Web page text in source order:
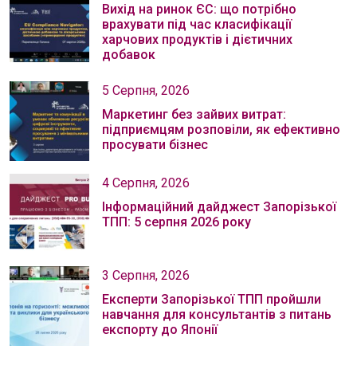
Вихід на ринок ЄС: що потрібно
врахувати під час класифікації
харчових продуктів і дієтичних
добавок
5 Серпня, 2026
Маркетинг без зайвих витрат:
підприємцям розповіли, як ефективно
просувати бізнес
4 Серпня, 2026
Інформаційний дайджест Запорізької
ТПП: 5 серпня 2026 року
3 Серпня, 2026
Експерти Запорізької ТПП пройшли
навчання для консультантів з питань
експорту до Японії